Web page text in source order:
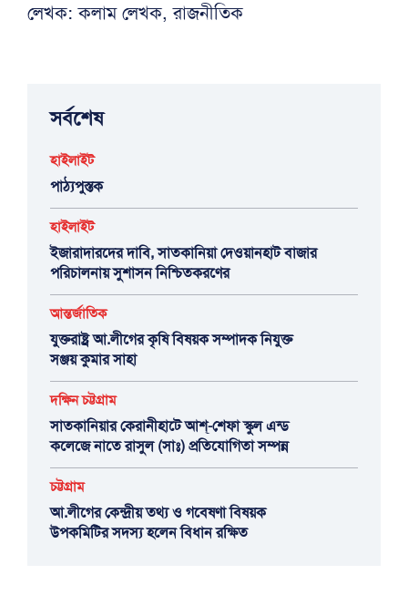
লেখক: কলাম লেখক, রাজনীতিক
সর্বশেষ
হাইলাইট
পাঠ্যপুস্তক
হাইলাইট
ইজারাদারদের দাবি, সাতকানিয়া দেওয়ানহাট বাজার
পরিচালনায় সুশাসন নিশ্চিতকরণের
আন্তর্জাতিক
যুক্তরাষ্ট্র আ.লীগের কৃষি বিষয়ক সম্পাদক নিযুক্ত
সঞ্জয় কুমার সাহা
দক্ষিন চট্টগ্রাম
সাতকানিয়ার কেরানীহাটে আশ্-শেফা স্কুল এন্ড
কলেজে নাতে রাসুল (সাঃ) প্রতিযোগিতা সম্পন্ন
চট্টগ্রাম
আ.লীগের কেন্দ্রীয় তথ্য ও গবেষণা বিষয়ক
উপকমিটির সদস্য হলেন বিধান রক্ষিত